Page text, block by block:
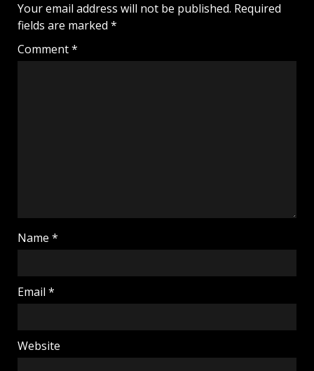
Your email address will not be published. Required
fields are marked *
Comment*
Name *
Email *
Website